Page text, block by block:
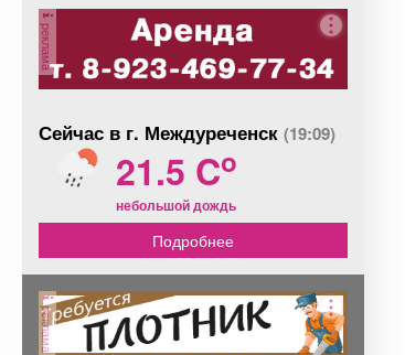
реклама
Сейчас в г. Междуреченск (19:09)
21.5 Co
небольшой дождь
Подробнее
реклама